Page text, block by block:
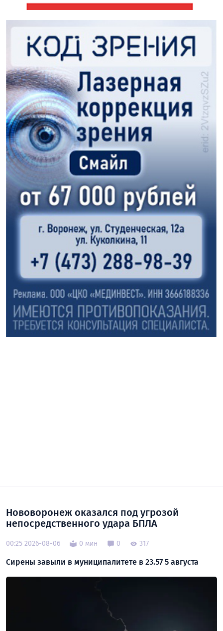
Нововоронеж оказался под угрозой
непосредственного удара БПЛА
00:25 2026-08-06 0 мин 0 317
Сирены завыли в муниципалитете в 23.57 5 августа